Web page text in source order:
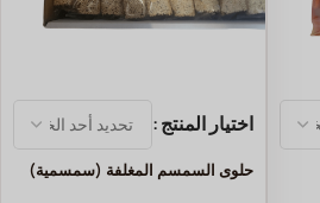
اختيار المنتج
حلوى السمسم المغلفة (سمسمية)